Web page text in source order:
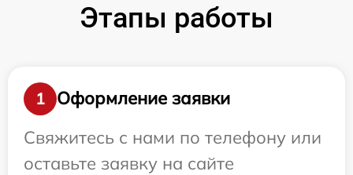
Этапы работы
1
Оформление заявки
Свяжитесь с нами по телефону или
оставьте заявку на сайте